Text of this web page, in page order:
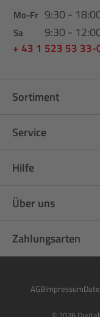
Mo-Fr 9:30 -
Sa 9:30 -
+ 43 1 523 53 33-
Sortiment
Service
Hilfe
Über uns
Zahlungsarten
AGBImpressum